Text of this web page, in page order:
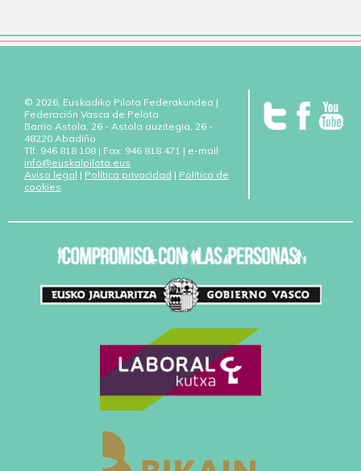
© 2026, Euskadiko Pilota Federakundea |
Federación Vasca de Pelota
Barrio Astola, 26 - Astola auzitegia, 26 -
48220 Abadiño
Tlf: 946 818 108 | Fax: 946 818 471 | e-mail
info@euskalpilota.eus
Aviso legal | Política privacidad | Política de
cookies